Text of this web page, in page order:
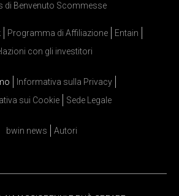
di Benvenuto Scommesse
Programma di Affiliazione
Entain
con gli investitori
Informativa sulla Privacy
sui Cookie
Sede Legale
bwin news Autori